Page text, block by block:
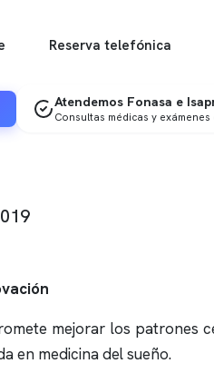
Reserva telefónica
Atendemos Fonasa e
Consultas médicas y
mejorar los patrones
en medicina del sueño.